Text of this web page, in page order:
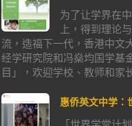
为了让学界在
上，得到理论
流，造福下一代，香港中文
经学研究院和冯燊均国学基
目」，欢迎学校、教师和家
惠侨英文中学：